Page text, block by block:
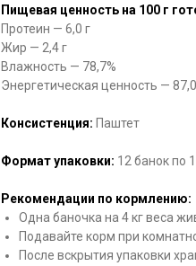
Пищевая ценность на 100 г
Протеин — 6,0 г
Жир — 2,4 г
Влажность — 78,7%
Энергетическая ценность —
Консистенция: Паштет
Формат упаковки: 12 банок по
Рекомендации по кормлению:
Одна баночка на 4 кг веса
Подавайте корм при
После вскрытия упаковки